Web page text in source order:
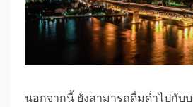
นอกจากนี้ ยังสามารถดื่มด่ำไปกับ